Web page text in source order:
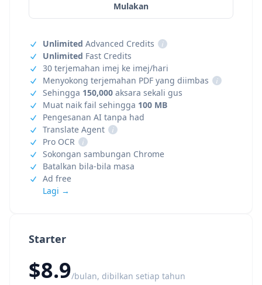
Starter
$8.9/bulan, dibilkan setiap tahun
Mulakan
Unlimited Advanced Credits
i
Unlimited Fast Credits
30 terjemahan imej ke imej/hari
Menyokong terjemahan PDF yang diimbas
i
Sehingga 150,000 aksara sekali gus
Muat naik fail sehingga 100 MB
Pengesanan AI tanpa had
Translate Agent
i
Pro OCR
i
Sokongan sambungan Chrome
Batalkan bila-bila masa
Ad free
Lagi →